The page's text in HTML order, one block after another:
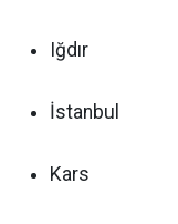
Iğdır
İstanbul
Kars